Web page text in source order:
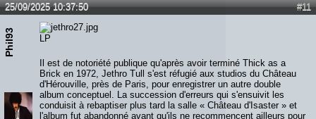
#11
25/09/2025 10:37:50
Phil93 LP
Il est de notoriété publique qu'après avoir terminé Thick as a
Brick en 1972, Jethro Tull s'est réfugié aux studios du Château
d'Hérouville, près de Paris, pour enregistrer un autre double
album conceptuel. La succession d'erreurs qui s'ensuivit les
conduisit à rebaptiser plus tard la salle « Château d'Isaster » et
l'album fut abandonné avant qu'ils ne recommencent ailleurs pour